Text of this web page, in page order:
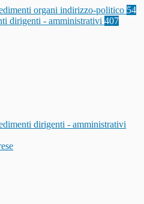
organi indirizzo-politico 54
dirigenti - amministrativi 407
dirigenti - amministrativi